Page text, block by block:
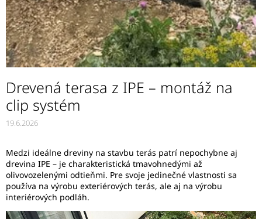
Drevená terasa z IPE – montáž na
clip systém
19.6.2026
Medzi ideálne dreviny na stavbu terás patrí nepochybne aj
drevina IPE – je charakteristická tmavohnedými až
olivovozelenými odtieňmi. Pre svoje jedinečné vlastnosti sa
používa na výrobu exteriérových terás, ale aj na výrobu
interiérových podláh.